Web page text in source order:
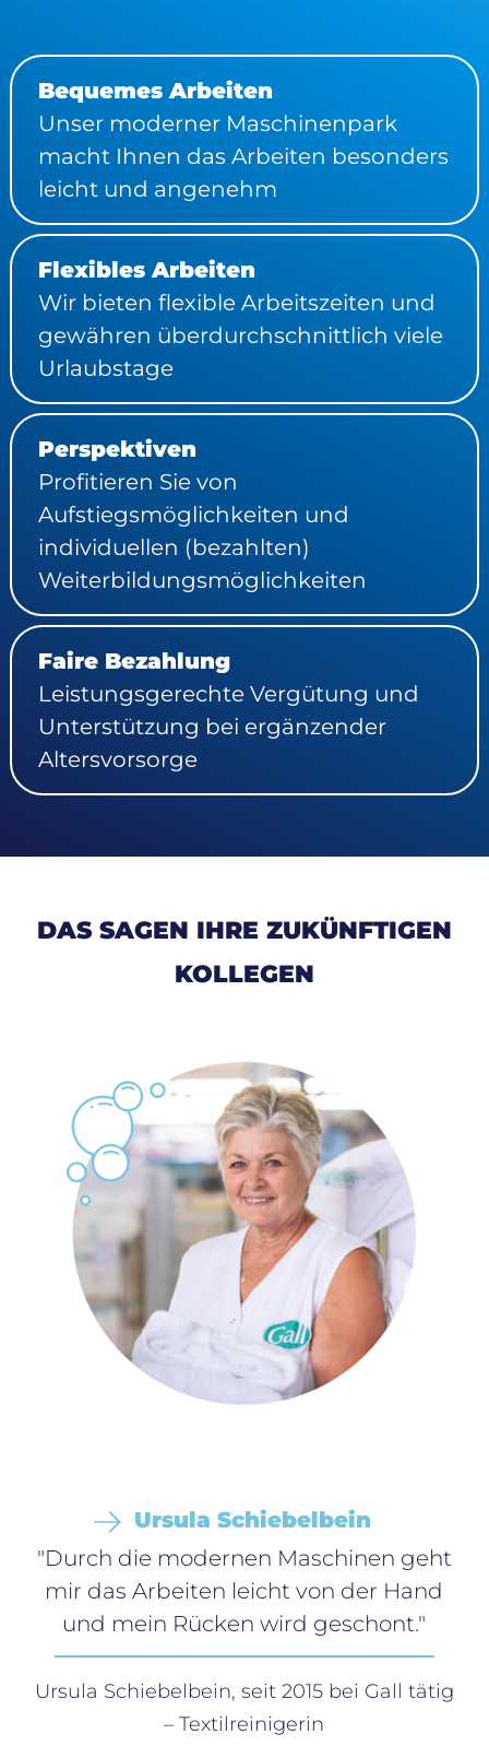
Bequemes Arbeiten
Unser moderner Maschinenpark
macht Ihnen das Arbeiten besonders
leicht und angenehm
Flexibles Arbeiten
Wir bieten flexible Arbeitszeiten und
gewähren überdurchschnittlich viele
Urlaubstage
Perspektiven
Profitieren Sie von
Aufstiegsmöglichkeiten und
individuellen (bezahlten)
Weiterbildungsmöglichkeiten
Faire Bezahlung
Leistungsgerechte Vergütung und
Unterstützung bei ergänzender
Altersvorsorge
DAS SAGEN IHRE ZUKÜNFTIGEN
KOLLEGEN
Ursula Schiebelbein
"Durch die modernen Maschinen geht
mir das Arbeiten leicht von der Hand
und mein Rücken wird geschont."
Ursula Schiebelbein, seit 2015 bei Gall tätig
– Textilreinigerin